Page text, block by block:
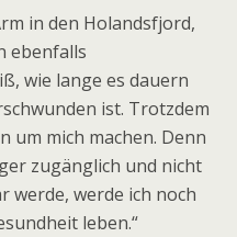
in den Holandsfjord,
ebenfalls
wie lange es dauern
ist. Trotzdem
um mich machen. Denn
zugänglich und nicht
werde, werde ich noch
leben.“